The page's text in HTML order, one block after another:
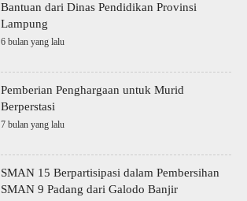
Bantuan dari Dinas Pendidikan Provinsi
Lampung
6 bulan yang lalu
Pemberian Penghargaan untuk Murid
Berperstasi
7 bulan yang lalu
SMAN 15 Berpartisipasi dalam Pembersihan
SMAN 9 Padang dari Galodo Banjir